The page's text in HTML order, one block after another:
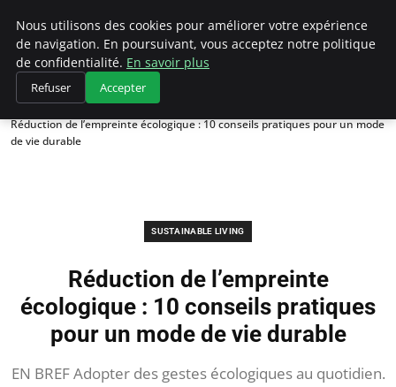
Climategatecountryclub.com
Accueil
Sustainable Living
Réduction de l’empreinte écologique : 10 conseils pratiques pour un mode
de vie durable
SUSTAINABLE LIVING
Réduction de l’empreinte
écologique : 10 conseils pratiques
pour un mode de vie durable
EN BREF Adopter des gestes écologiques au quotidien.
Nous utilisons des cookies pour améliorer votre expérience
de navigation. En poursuivant, vous acceptez notre politique
de confidentialité. En savoir plus
Refuser Accepter